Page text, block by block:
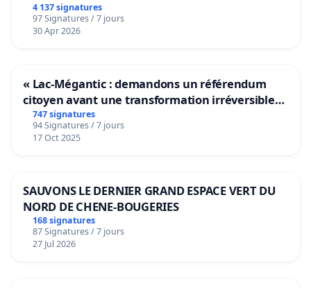
4 137 signatures
97 Signatures / 7 jours
30 Apr 2026
« Lac-Mégantic : demandons un référendum
citoyen avant une transformation irréversible
de notre territoire »
747 signatures
94 Signatures / 7 jours
17 Oct 2025
SAUVONS LE DERNIER GRAND ESPACE VERT DU
NORD DE CHENE-BOUGERIES
168 signatures
87 Signatures / 7 jours
27 Jul 2026